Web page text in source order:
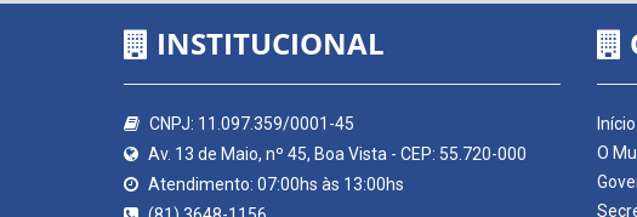
INSTITUCIONAL
CNPJ: 11.097.359/0001-45
Av. 13 de Maio, nº 45, Boa Vista - CEP: 55.720-000
Atendimento: 07:00hs às 13:00hs
Início
O